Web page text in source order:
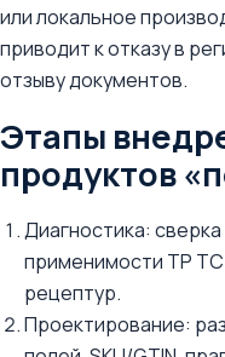
или локальное
приводит к отказу в
отзыву документов.
Этапы
продуктов
Диагностика:
применимости ТР
рецептур.
Проектирование: